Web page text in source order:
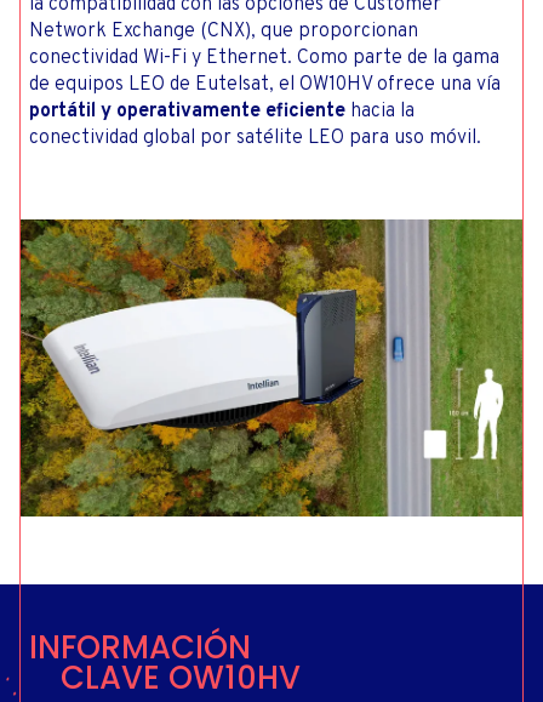
la compatibilidad con las opciones de Customer
Network Exchange (CNX), que proporcionan
conectividad Wi-Fi y Ethernet. Como parte de la gama
de equipos LEO de Eutelsat, el OW10HV ofrece una vía
portátil y operativamente eficiente hacia la
conectividad global por satélite LEO para uso móvil.
INFORMACIÓN
CLAVE OW10HV